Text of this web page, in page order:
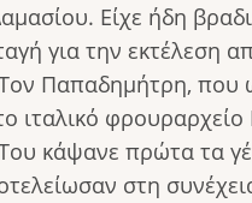
Είχε ήδη
για την εκτέλεση
Παπαδημήτρη, που
ιταλικό
κάψανε πρώτα τα
στη